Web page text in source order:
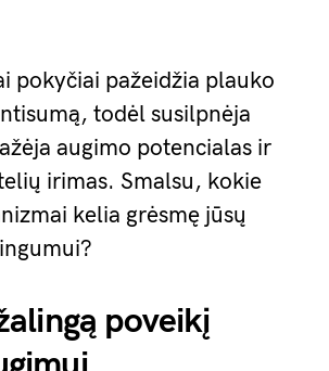
pokyčiai pažeidžia plauko
todėl susilpnėja
augimo potencialas ir
irimas. Smalsu, kokie
kelia grėsmę jūsų
poveikį